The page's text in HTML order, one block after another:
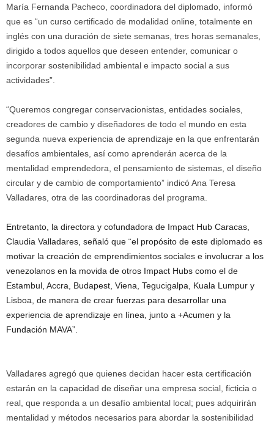
María Fernanda Pacheco, coordinadora del diplomado, informó
que es “un curso certificado de modalidad online, totalmente en
inglés con una duración de siete semanas, tres horas semanales,
dirigido a todos aquellos que deseen entender, comunicar o
incorporar sostenibilidad ambiental e impacto social a sus
actividades”.
“Queremos congregar conservacionistas, entidades sociales,
creadores de cambio y diseñadores de todo el mundo en esta
segunda nueva experiencia de aprendizaje en la que enfrentarán
desafíos ambientales, así como aprenderán acerca de la
mentalidad emprendedora, el pensamiento de sistemas, el diseño
circular y de cambio de comportamiento” indicó Ana Teresa
Valladares, otra de las coordinadoras del programa.
Entretanto, la directora y cofundadora de Impact Hub Caracas,
Claudia Valladares, señaló que ¨el propósito de este diplomado es
motivar la creación de emprendimientos sociales e involucrar a los
venezolanos en la movida de otros Impact Hubs como el de
Estambul, Accra, Budapest, Viena, Tegucigalpa, Kuala Lumpur y
Lisboa, de manera de crear fuerzas para desarrollar una
experiencia de aprendizaje en línea, junto a +Acumen y la
Fundación MAVA”.
Valladares agregó que quienes decidan hacer esta certificación
estarán en la capacidad de diseñar una empresa social, ficticia o
real, que responda a un desafío ambiental local; pues adquirirán
mentalidad y métodos necesarios para abordar la sostenibilidad